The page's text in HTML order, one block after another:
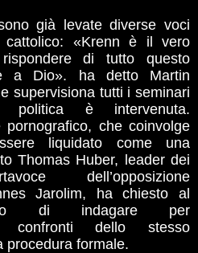
già levate diverse voci
cattolico: «Krenn è il vero
di tutto questo
a Dio». ha detto Martin
supervisiona tutti i seminari
politica è intervenuta.
pornografico, che coinvolge
liquidato come una
Thomas Huber, leader dei
dell’opposizione
Jarolim, ha chiesto al
di indagare per
confronti dello stesso
procedura formale.